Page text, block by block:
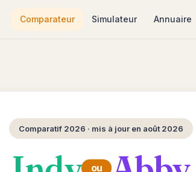
Comparateur Simulateur Annuaire
Comparatif 2026 · mis à jour en août 2026
ou